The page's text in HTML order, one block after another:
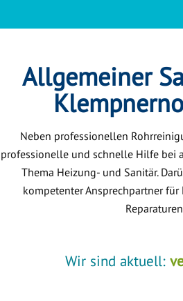
Allgemeiner
Neben professionellen
professionelle und schnelle Hilfe bei
Thema Heizung- und Sanitär.
kompetenter Ansprechpartner
Wir sind aktuell: